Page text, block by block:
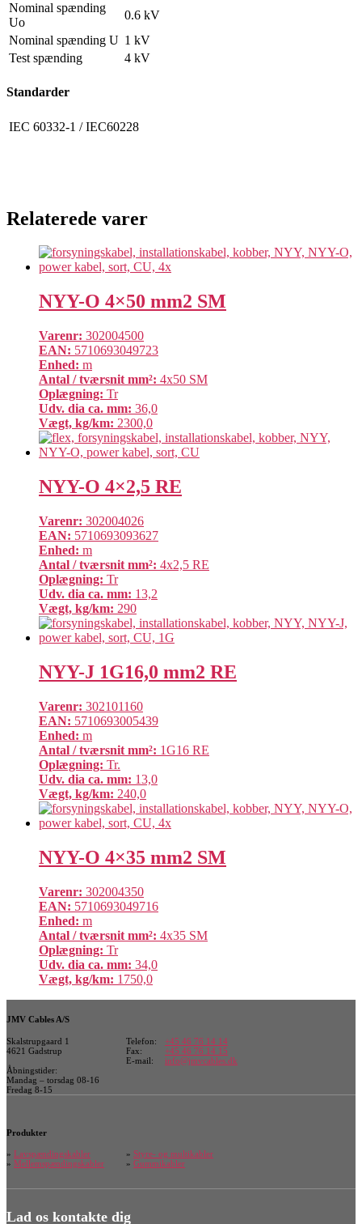
Nominal spænding
Uo
0.6 kV
Nominal spænding U 1 kV
Test spænding
4 kV
Standarder
IEC 60332-1 / IEC60228
Relaterede varer
NYY-O 4×50 mm2 SM
Varenr: 302004500
EAN: 5710693049723
Enhed: m
Antal / tværsnit mm²: 4x50 SM
Oplægning: Tr
Udv. dia ca. mm: 36,0
Vægt, kg/km: 2300,0
NYY-O 4×2,5 RE
Varenr: 302004026
EAN: 5710693093627
Enhed: m
Antal / tværsnit mm²: 4x2,5 RE
Oplægning: Tr
Udv. dia ca. mm: 13,2
Vægt, kg/km: 290
NYY-J 1G16,0 mm2 RE
Varenr: 302101160
EAN: 5710693005439
Enhed: m
Antal / tværsnit mm²: 1G16 RE
Oplægning: Tr.
Udv. dia ca. mm: 13,0
Vægt, kg/km: 240,0
NYY-O 4×35 mm2 SM
Varenr: 302004350
EAN: 5710693049716
Enhed: m
Antal / tværsnit mm²: 4x35 SM
Oplægning: Tr
Udv. dia ca. mm: 34,0
Vægt, kg/km: 1750,0
JMV Cables A/S
Skalstrupgaard 1
4621 Gadstrup
Telefon:
Fax:
E-mail:
+45 46 76 14 14
+45 46 76 14 15
info@jmvcables.dk
Åbningstider:
Mandag – torsdag 08-16
Fredag 8-15
Produkter
» Lavspændingskabler
» Mellemspændingskabler
» Styre- og multikabler
» Gummikabler
Lad os kontakte dig